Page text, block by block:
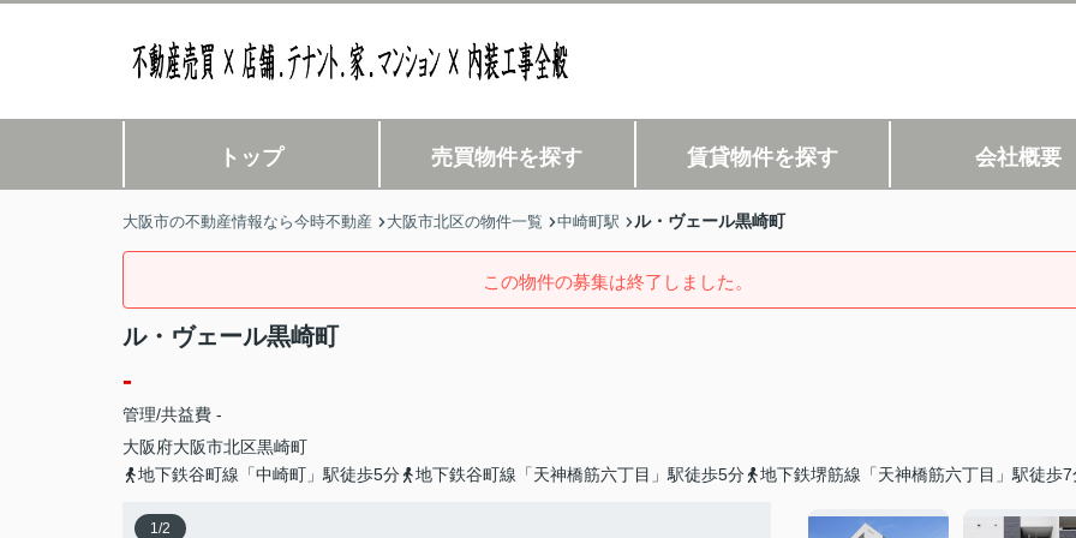
トップ 売買物件を探す 賃貸物件を探す 会社概要
大阪市の不動産情報なら今時不動産 大阪市北区の物件一覧 中崎町駅 ル・ヴェール黒崎町
この物件の募集は終了しました。
ル・ヴェール黒崎町
-
管理/共益費 -
大阪府大阪市北区黒崎町
地下鉄谷町線「中崎町」駅徒歩5分
地下鉄谷町線「天神橋筋六丁目」駅徒歩5分 地下鉄堺筋線「天神橋筋六丁目」駅徒歩7
1/2